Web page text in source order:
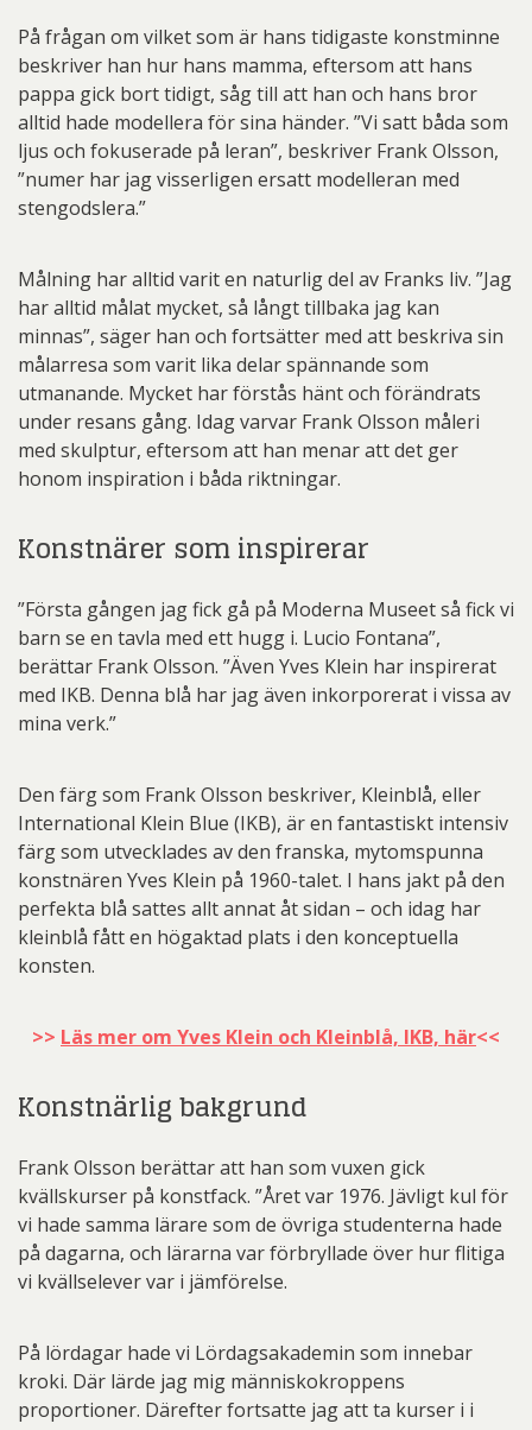
På frågan om vilket som är hans tidigaste konstminne
beskriver han hur hans mamma, eftersom att hans
pappa gick bort tidigt, såg till att han och hans bror
alltid hade modellera för sina händer. ”Vi satt båda som
ljus och fokuserade på leran”, beskriver Frank Olsson,
”numer har jag visserligen ersatt modelleran med
stengodslera.”
Målning har alltid varit en naturlig del av Franks liv. ”Jag
har alltid målat mycket, så långt tillbaka jag kan
minnas”, säger han och fortsätter med att beskriva sin
målarresa som varit lika delar spännande som
utmanande. Mycket har förstås hänt och förändrats
under resans gång. Idag varvar Frank Olsson måleri
med skulptur, eftersom att han menar att det ger
honom inspiration i båda riktningar.
Konstnärer som inspirerar
”Första gången jag fick gå på Moderna Museet så fick vi
barn se en tavla med ett hugg i. Lucio Fontana”,
berättar Frank Olsson. ”Även Yves Klein har inspirerat
med IKB. Denna blå har jag även inkorporerat i vissa av
mina verk.”
Den färg som Frank Olsson beskriver, Kleinblå, eller
International Klein Blue (IKB), är en fantastiskt intensiv
färg som utvecklades av den franska, mytomspunna
konstnären Yves Klein på 1960-talet. I hans jakt på den
perfekta blå sattes allt annat åt sidan – och idag har
kleinblå fått en högaktad plats i den konceptuella
konsten.
>> Läs mer om Yves Klein och Kleinblå, IKB, här<<
Konstnärlig bakgrund
Frank Olsson berättar att han som vuxen gick
kvällskurser på konstfack. ”Året var 1976. Jävligt kul för
vi hade samma lärare som de övriga studenterna hade
på dagarna, och lärarna var förbryllade över hur flitiga
vi kvällselever var i jämförelse.
På lördagar hade vi Lördagsakademin som innebar
kroki. Där lärde jag mig människokroppens
proportioner. Därefter fortsatte jag att ta kurser i i